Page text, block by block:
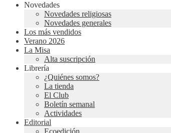
Novedades
Novedades religiosas
Novedades generales
Los más vendidos
Verano 2026
La Misa
Alta suscripción
Librería
¿Quiénes somos?
La tienda
El Club
Boletín semanal
Actividades
Editorial
Ecoedición